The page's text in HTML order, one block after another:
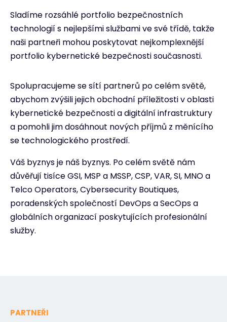
Sladíme rozsáhlé portfolio bezpečnostních
technologií s nejlepšími službami ve své třídě, takže
naši partneři mohou poskytovat nejkomplexnější
portfolio kybernetické bezpečnosti současnosti.
Spolupracujeme se sítí partnerů po celém světě,
abychom zvýšili jejich obchodní příležitosti v oblasti
kybernetické bezpečnosti a digitální infrastruktury
a pomohli jim dosáhnout nových příjmů z měnícího
se technologického prostředí.
Váš byznys je náš byznys. Po celém světě nám
důvěřují tisíce GSI, MSP a MSSP, CSP, VAR, SI, MNO a
Telco Operators, Cybersecurity Boutiques,
poradenských společností DevOps a SecOps a
globálních organizací poskytujících profesionální
služby.
PARTNEŘI